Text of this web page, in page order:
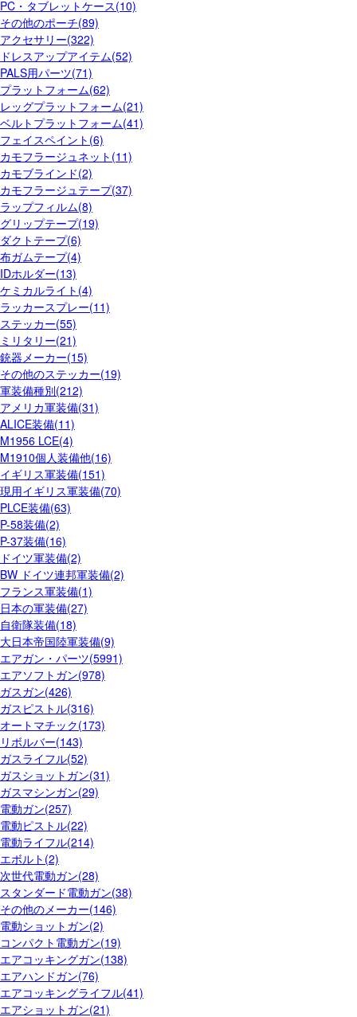
PC・タブレットケース(10)
その他のポーチ(89)
アクセサリー(322)
ドレスアップアイテム(52)
PALS用パーツ(71)
プラットフォーム(62)
レッグプラットフォーム(21)
ベルトプラットフォーム(41)
フェイスペイント(6)
カモフラージュネット(11)
カモブラインド(2)
カモフラージュテープ(37)
ラップフィルム(8)
グリップテープ(19)
ダクトテープ(6)
布ガムテープ(4)
IDホルダー(13)
ケミカルライト(4)
ラッカースプレー(11)
ステッカー(55)
ミリタリー(21)
銃器メーカー(15)
その他のステッカー(19)
軍装備種別(212)
アメリカ軍装備(31)
ALICE装備(11)
M1956 LCE(4)
M1910個人装備他(16)
イギリス軍装備(151)
現用イギリス軍装備(70)
PLCE装備(63)
P-58装備(2)
P-37装備(16)
ドイツ軍装備(2)
BW ドイツ連邦軍装備(2)
フランス軍装備(1)
日本の軍装備(27)
自衛隊装備(18)
大日本帝国陸軍装備(9)
エアガン・パーツ(5991)
エアソフトガン(978)
ガスガン(426)
ガスピストル(316)
オートマチック(173)
リボルバー(143)
ガスライフル(52)
ガスショットガン(31)
ガスマシンガン(29)
電動ガン(257)
電動ピストル(22)
電動ライフル(214)
エボルト(2)
次世代電動ガン(28)
スタンダード電動ガン(38)
その他のメーカー(146)
電動ショットガン(2)
コンパクト電動ガン(19)
エアコッキングガン(138)
エアハンドガン(76)
エアコッキングライフル(41)
エアショットガン(21)